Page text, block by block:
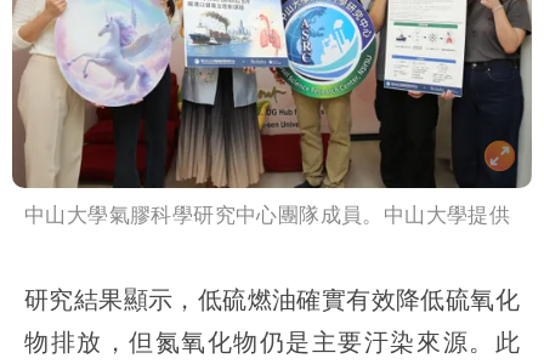
中山大學氣膠科學研究中心團隊成員。中山大學提供
研究結果顯示，低硫燃油確實有效降低硫氧化
物排放，但氮氧化物仍是主要汙染來源。此